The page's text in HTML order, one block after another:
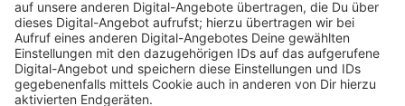
Auf Kreuzungen oder beim Abbiegen sollen zum
Beispiel Autofahrer die roten Bahnen schneller
erkennen. "Das ist ein einfacher, aber wirkungsvoller
Baustein zur Unfallprävention", heißt es von der
Rheinbahn. In der Vergangenheit hat es in Düsseldorf